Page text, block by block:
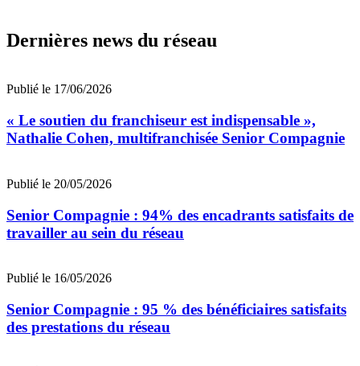
Dernières news du réseau
Publié le 17/06/2026
« Le soutien du franchiseur est indispensable »,
Nathalie Cohen, multifranchisée Senior Compagnie
Publié le 20/05/2026
Senior Compagnie : 94% des encadrants satisfaits de
travailler au sein du réseau
Publié le 16/05/2026
Senior Compagnie : 95 % des bénéficiaires satisfaits
des prestations du réseau